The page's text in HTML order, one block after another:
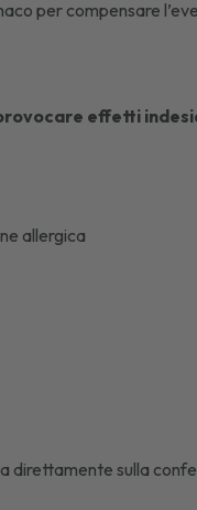
per compensare
effetti
allergica
direttamente sulla